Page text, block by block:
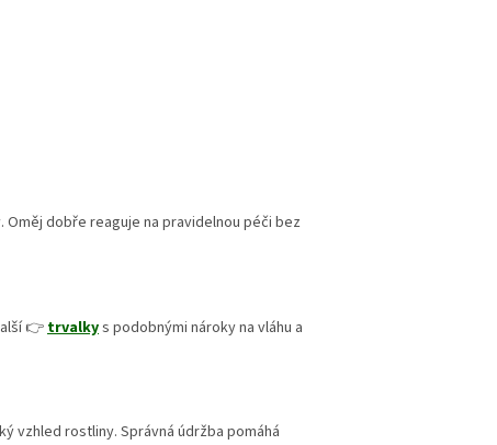
dobře reaguje na pravidelnou péči bez
👉trvalkys podobnými nároky na vláhu a
vzhled rostliny. Správná údržba pomáhá